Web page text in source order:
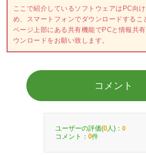
ここで紹介しているソフトウェアはPC向
め、スマートフォンでダウンロードするこ
ページ上部にある共有機能でPCと情報共
ウンロードをお願い致します。
コメント
ユーザーの評価(0 人)： 0
コメント： 0件